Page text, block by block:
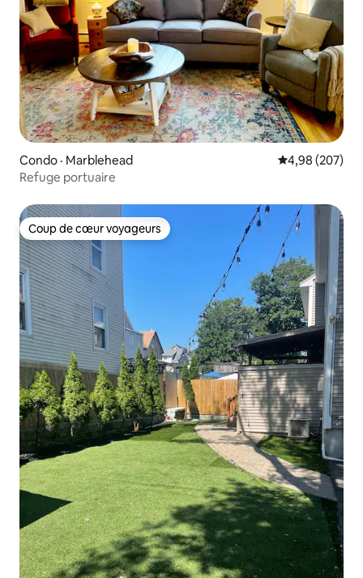
Condo · Marblehead Note
4,98 (207)
Refuge portuaire
Coup de cœur voyageurs
Coup de cœur voyageurs